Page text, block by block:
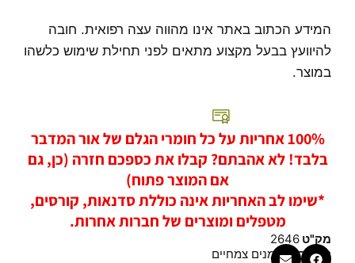
המידע הכתוב באתר אינו מהווה עצה רפואית. חובה
להיוועץ בבעל מקצוע מתאים לפני תחילת שימוש כלשהו
במוצר.
100% אחריות על כל חומרי הגלם של אור המדבר
בלבד! לא אהבתם? קבלו את כספכם חזרה (כן, גם
אם המוצר פתוח)
*שימו לב האחריות אינה כוללת סדנאות, קורסים,
מטפלים ומוצרים של חברות אחרות.
מק"ט 2646
קטגוריה שמנים צמחיים